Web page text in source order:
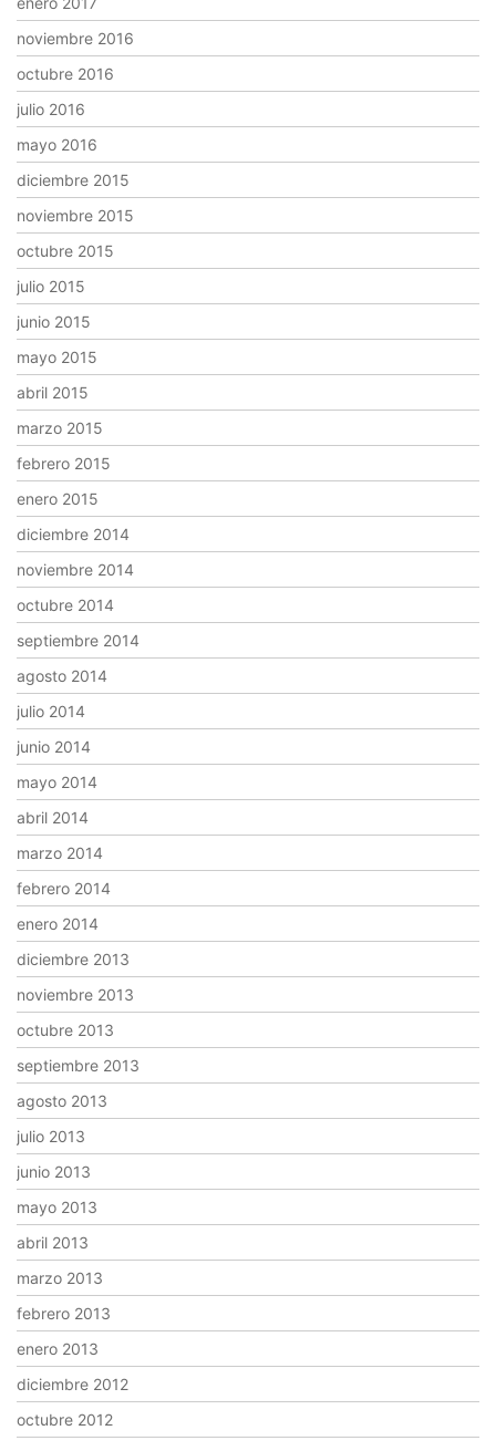
noviembre 2016
octubre 2016
julio 2016
mayo 2016
diciembre 2015
noviembre 2015
octubre 2015
julio 2015
junio 2015
mayo 2015
abril 2015
marzo 2015
febrero 2015
enero 2015
diciembre 2014
noviembre 2014
octubre 2014
septiembre 2014
agosto 2014
julio 2014
junio 2014
mayo 2014
abril 2014
marzo 2014
febrero 2014
enero 2014
diciembre 2013
noviembre 2013
octubre 2013
septiembre 2013
agosto 2013
julio 2013
junio 2013
mayo 2013
abril 2013
marzo 2013
febrero 2013
enero 2013
diciembre 2012
octubre 2012